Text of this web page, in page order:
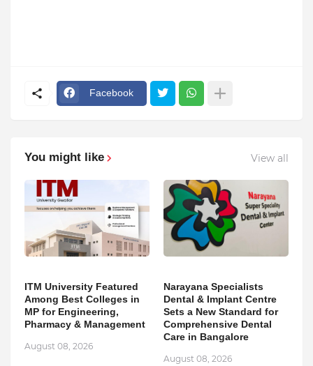
Facebook
You might like View all
ITM University Featured
Among Best Colleges in
MP for Engineering,
Pharmacy & Management
August 08, 2026
Narayana Specialists
Dental & Implant Centre
Sets a New Standard for
Comprehensive Dental
Care in Bangalore
August 08, 2026